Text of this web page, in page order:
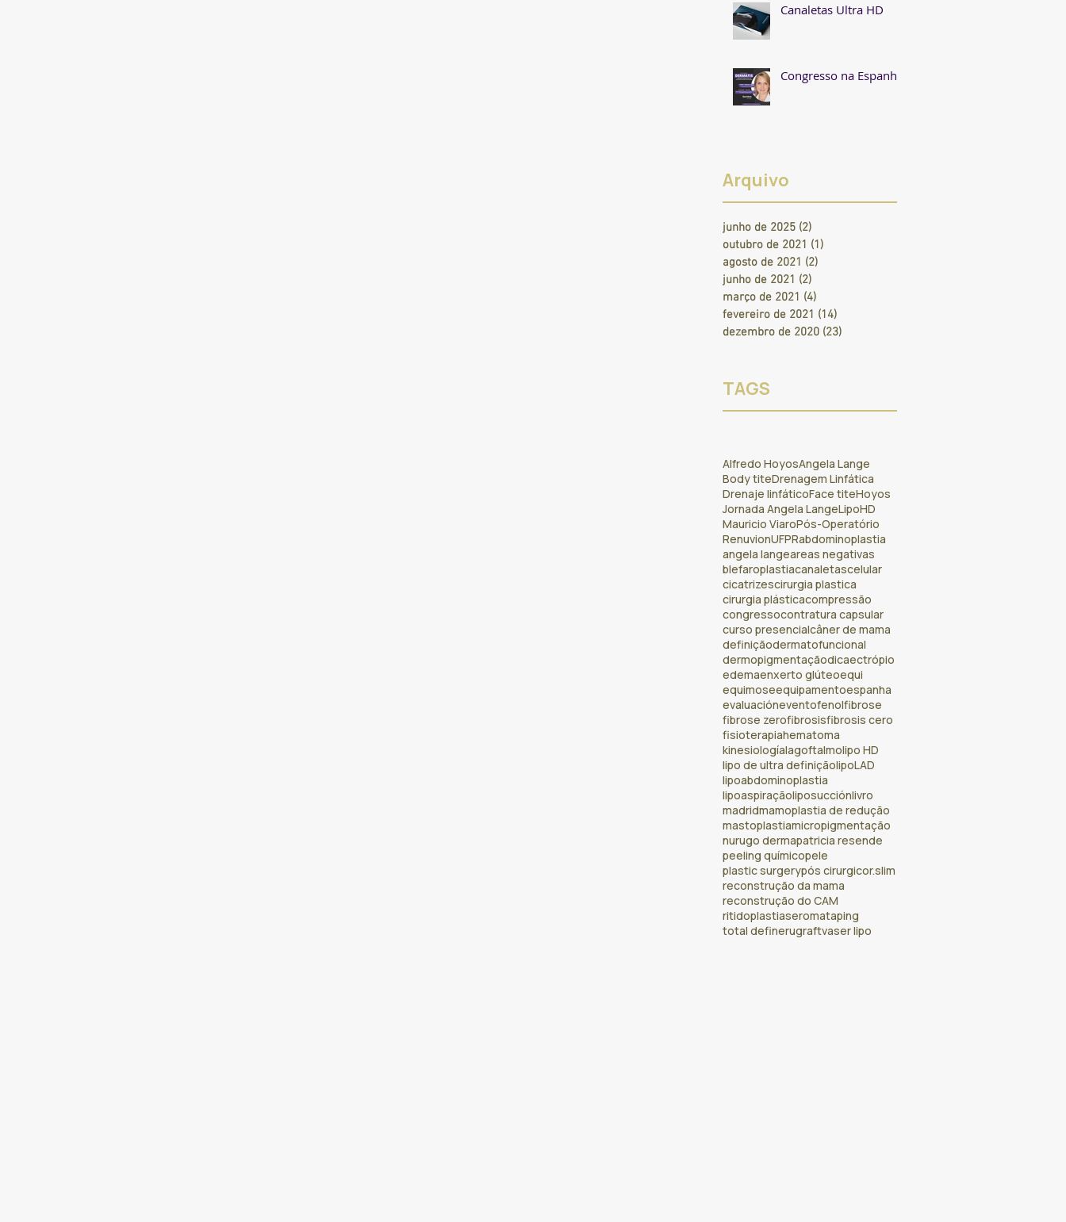
Canaletas Ultra HD
Congresso na Espanha
Arquivo
junho de 2025 (2)
outubro de 2021 (1)
agosto de 2021 (2)
junho de 2021 (2)
março de 2021 (4)
fevereiro de 2021 (14)
dezembro de 2020 (23)
TAGS
Alfredo HoyosAngela Lange
Body titeDrenagem Linfática
Drenaje linfáticoFace titeHoyos
Jornada Angela LangeLipoHD
Mauricio ViaroPós-Operatório
RenuvionUFPRabdominoplastia
angela langeareas negativas
blefaroplastiacanaletascelular
cicatrizescirurgia plastica
cirurgia plásticacompressão
congressocontratura capsular
curso presencialcâner de mama
definiçãodermatofuncional
dermopigmentaçãodicaectrópio
edemaenxerto glúteoequi
equimoseequipamentoespanha
evaluacióneventofenolfibrose
fibrose zerofibrosisfibrosis cero
fisioterapiahematoma
kinesiologíalagoftalmolipo HD
lipo de ultra definiçãolipoLAD
lipoabdominoplastia
lipoaspiraçãoliposucciónlivro
madridmamoplastia de redução
mastoplastiamicropigmentação
nurugo dermapatricia resende
peeling químicopele
plastic surgerypós cirurgicor.slim
reconstrução da mama
reconstrução do CAM
ritidoplastiaseromataping
total definerugraftvaser lipo